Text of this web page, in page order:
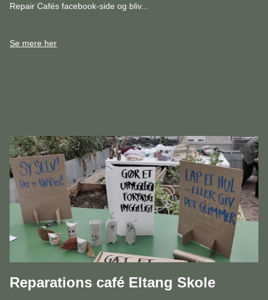
Repair Cafés facebook-side og bliv...
Se mere her
Reparations café Eltang Skole